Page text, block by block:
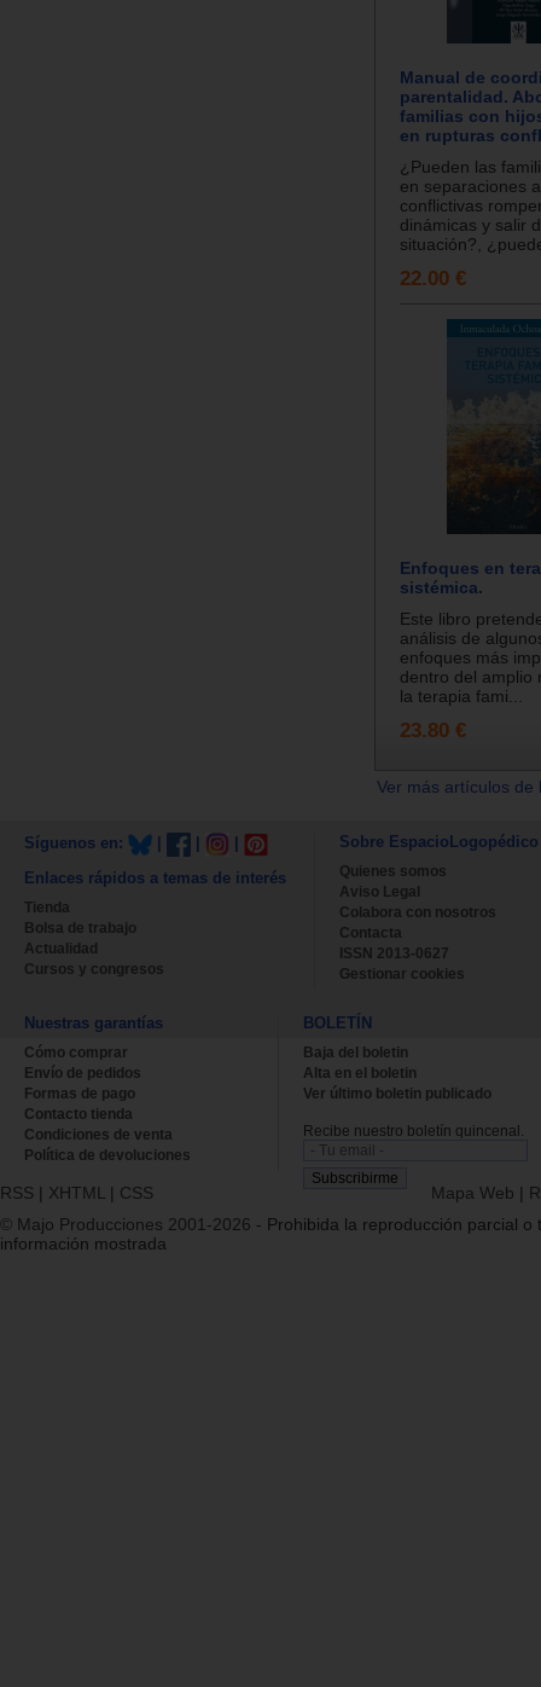
Manual de
parentalidad.
familias con
en rupturas
¿Pueden las
en separaciones
conflictivas
dinámicas y salir
situación?,
22.00 €
Enfoques en
sistémica.
Este libro
análisis de
enfoques más
dentro del amplio
la terapia fami...
23.80 €
Ver más artículos
Síguenos en:
Enlaces rápidos a temas de interés
Tienda
Bolsa de trabajo
Actualidad
Cursos y congresos
Sobre EspacioLogopédico
Quienes somos
Aviso Legal
Colabora con nosotros
Contacta
ISSN 2013-0627
Gestionar cookies
Nuestras garantías
Cómo comprar
Envío de pedidos
Formas de pago
Contacto tienda
Condiciones de venta
Política de devoluciones
BOLETÍN
Baja del boletin
Alta en el boletin
Ver último boletin publicado
Recibe nuestro boletín quincenal.
RSS | XHTML | CSS Mapa Web |
© Majo Producciones 2001-2026 - Prohibida la reproducción parcial o
información mostrada